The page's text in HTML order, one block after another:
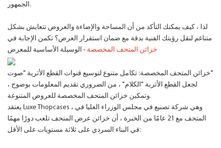
الجمهور.
لذا ، كيف يمكنك التأكد من أن المساحة والإضاءة والعروض تتعايش بشكل
متناغم لنقل رؤيتك الفنية بدقة مع ضمان استقرار العرض؟ تكمن الإجابة في
الوسيلة الأساسية للمعرض - خزائن المتحف المخصصة
خزائن المتحف المخصصة: تكامل متنوع لتوسيع قنوات القطع الأثرية "صوت"
لجعل القطع الأثرية "الكلام" ، من الضروري تقديم المعلومات بوضوح ،
وتمكين خزائن المتحف المخصصة للعروض المتنوعة.
يعتقد Luxe Thopcases ، وهي شركة تصنيع في مجلس الوزراء العليا في
المتحف مع 21 عامًا من الخبرة ، أن خزائن عرض المتحف تلعب دورًا مهمًا
في البناء السردي على ثلاثة مستويات على الأقل: